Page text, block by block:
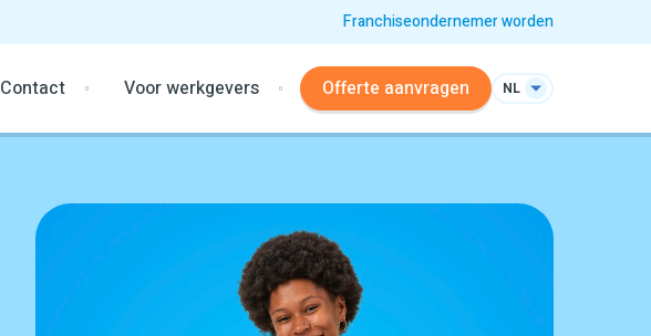
Franchiseondernemer worden
Contact Voor werkgevers Offerte aanvragen NL